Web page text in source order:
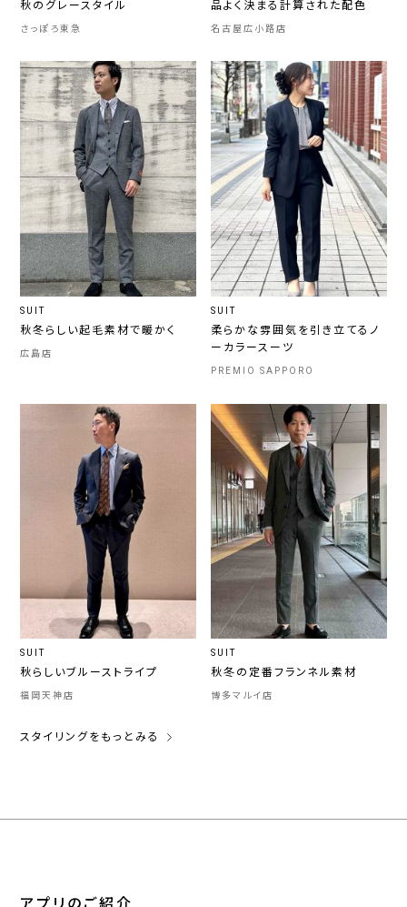
秋のグレースタイル
さっぽろ東急
品よく決まる計算された配色
名古屋広小路店
SUIT
秋冬らしい起毛素材で暖かく
広島店
SUIT
柔らかな雰囲気を引き立てるノ
ーカラースーツ
PREMIO SAPPORO
SUIT
秋らしいブルーストライプ
福岡天神店
SUIT
秋冬の定番フランネル素材
博多マルイ店
スタイリングをもっとみる
アプリのご紹介